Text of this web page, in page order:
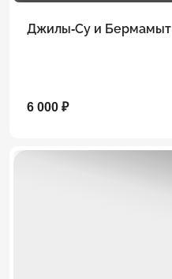
Джилы-Су и Бермамыт
6 000 ₽